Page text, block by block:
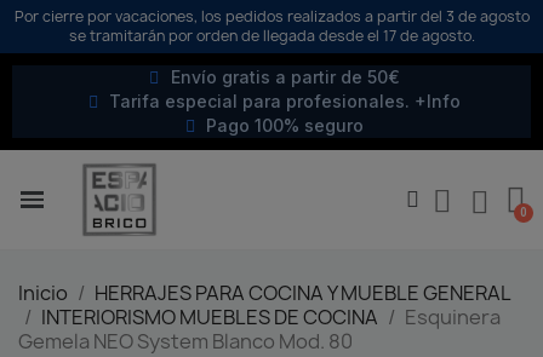
Por cierre por vacaciones, los pedidos realizados a partir del 3 de agosto
se tramitarán por orden de llegada desde el 17 de agosto.
Envío gratis a partir de 50€
Tarifa especial para profesionales. +Info
Pago 100% seguro
Inicio
HERRAJES PARA COCINA Y MUEBLE GENERAL
INTERIORISMO MUEBLES DE COCINA
Esquinera
Gemela NEO System Blanco Mod. 80